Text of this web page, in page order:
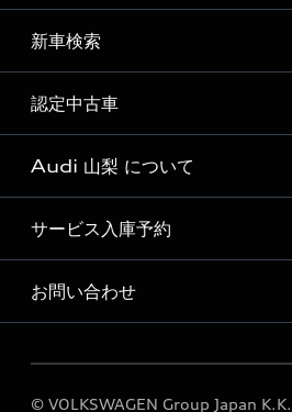
ディーラー独自イベント
試乗予約
試乗車・展示車一覧
新車検索
新車検索
認定中古車
Audi認定中古車検索
Audi 山梨 について
Audi 山梨 店舗情報
Audi Approved Automobile 山梨 店
Audi 山梨 運営会社概要
お車のお引き取りに関するお願い
サービス入庫予約
Audi 山梨 サービス入庫予約
お問い合わせ
各種お問い合わせ
© VOLKSWAGEN Group Japan